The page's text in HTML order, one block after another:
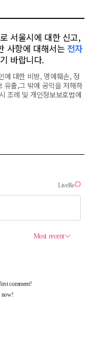
서울시에 대한 신고,
사항에 대해서는 전자
바랍니다.
에 대한 비방, 명예훼손, 정
유출,그 밖에 공익을 저해하
조례 및 개인정보보호법에